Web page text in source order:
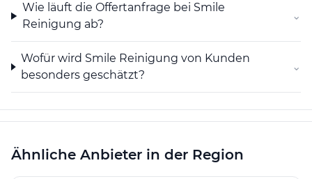
Wie läuft die Offertanfrage bei Smile
Reinigung ab?
⌄
Wofür wird Smile Reinigung von Kunden
besonders geschätzt?
⌄
Ähnliche Anbieter in der Region